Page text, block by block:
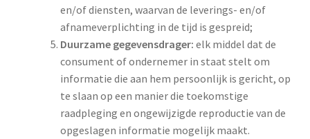
en/of diensten, waarvan de leverings- en/of
afnameverplichting in de tijd is gespreid;
Duurzame gegevensdrager: elk middel dat de
consument of ondernemer in staat stelt om
informatie die aan hem persoonlijk is gericht, op
te slaan op een manier die toekomstige
raadpleging en ongewijzigde reproductie van de
opgeslagen informatie mogelijk maakt.